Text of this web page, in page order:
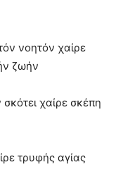
νοητόν χαίρε
ζωήν
χαίρε σκέπη
τρυφής αγίας